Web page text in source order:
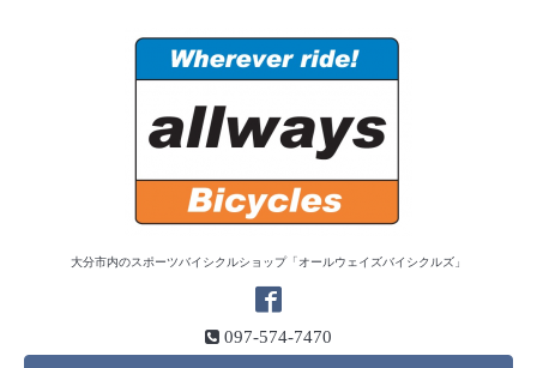
大分市内のスポーツバイシクルショップ「オールウェイズバイシクルズ」
097-574-7470